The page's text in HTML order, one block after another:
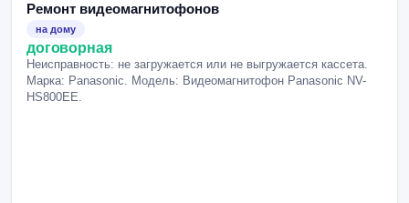
Ремонт видеомагнитофонов
на дому
договорная
Неисправность: не загружается или не выгружается кассета.
Марка: Panasonic. Модель: Видеомагнитофон Panasonic NV-
HS800EE.